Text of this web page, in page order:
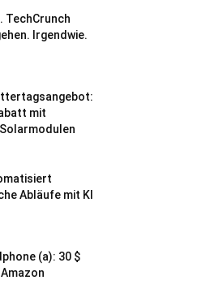
TechCrunch
Irgendwie.
mit
Abläufe mit KI
(a): 30 $